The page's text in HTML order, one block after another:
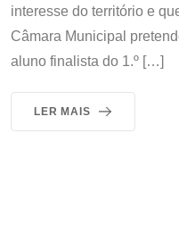
interesse do território e
Câmara Municipal
aluno finalista do 1.º […]
LER MAIS